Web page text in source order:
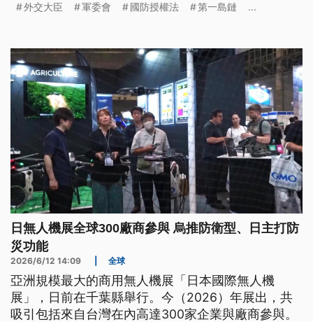
《華爾街日報》報導解讀，是向北京跟美方傳達台灣
外交大臣 軍委會 國防授權法 第一島鏈 ...
日無人機展全球300廠商參與 烏推防衛型、日主打防
災功能
2026/6/12 14:09 全球
亞洲規模最大的商用無人機展「日本國際無人機
展」，日前在千葉縣舉行。今（2026）年展出，共
吸引包括來自台灣在內高達300家企業與廠商參與。